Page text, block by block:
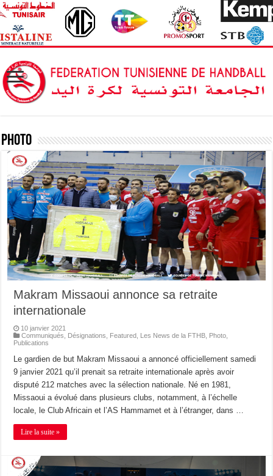
Photo
Makram Missaoui annonce sa retraite
internationale
10 janvier 2021
Communiqués
Désignations Featured Les News de la FTHB Photo
Publications
Le gardien de but Makram Missaoui a annoncé officiellement samedi
9 janvier 2021 qu’il prenait sa retraite internationale après avoir
disputé 212 matches avec la sélection nationale. Né en 1981,
Missaoui a évolué dans plusieurs clubs, notamment, à l’échelle
locale, le Club Africain et l’AS Hammamet et à l’étranger, dans …
Lire la suite »